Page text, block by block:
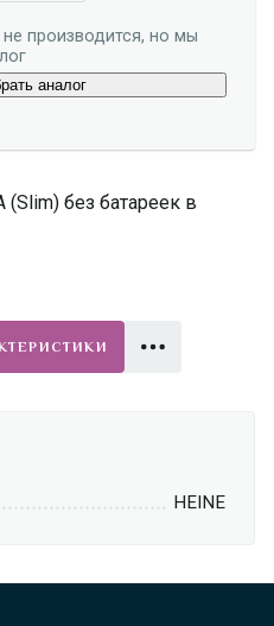
производится, но мы
аналог
(Slim) без батареек в
HEINE